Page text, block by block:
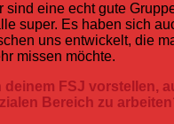
sind eine echt gute
super. Es haben sich
uns entwickelt, die
missen möchte.
FSJ vorstellen,
Bereich zu